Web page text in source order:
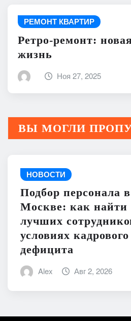
РЕМОНТ КВАРТИР
Ретро-ремонт:
жизнь
Ноя 27, 2025
ВЫ МОГЛИ
НОВОСТИ
Подбор персонала в
Москве: как найти
лучших
условиях кадрового
дефицита
Alex Авг 2, 2026